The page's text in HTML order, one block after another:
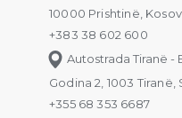
10000 Prishtinë,
+383 38 602 600
Autostrada Tiranë -
Godina 2, 1003 Tiranë,
+355 68 353 6687